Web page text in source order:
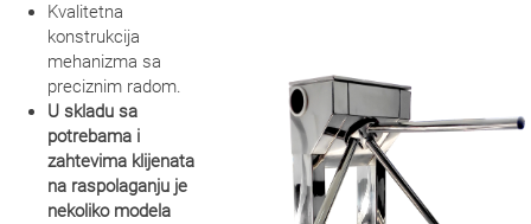
Kvalitetna
konstrukcija
mehanizma sa
preciznim radom.
U skladu sa
potrebama i
zahtevima klijenata
na raspolaganju je
nekoliko modela